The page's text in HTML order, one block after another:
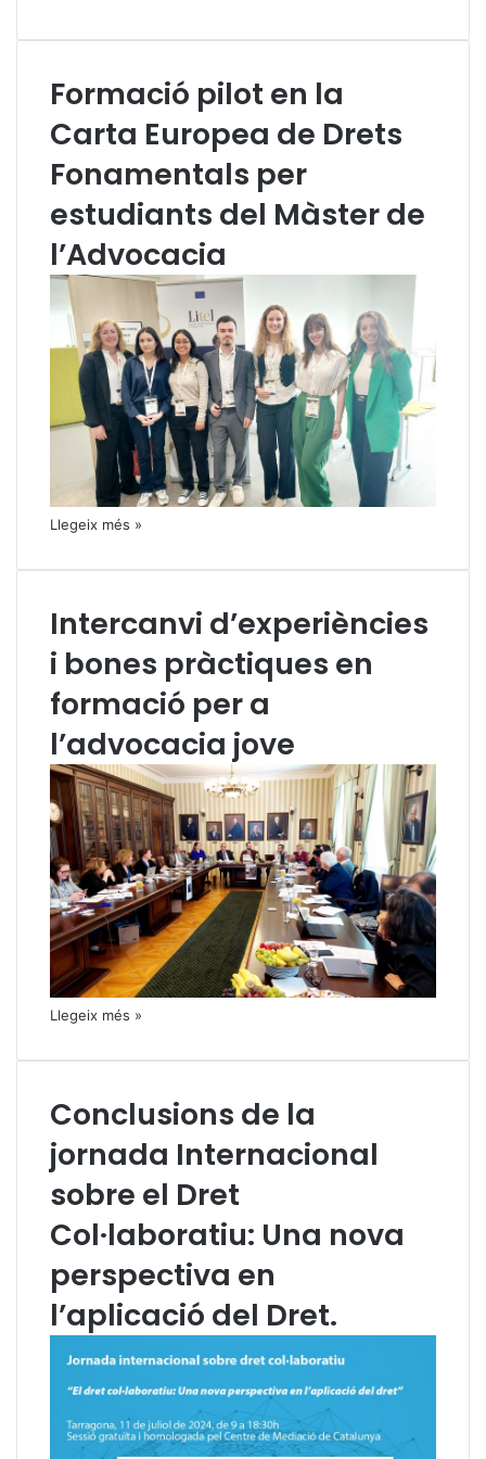
Formació pilot en la
Carta Europea de Drets
Fonamentals per
estudiants del Màster de
l’Advocacia
Llegeix més »
Intercanvi d’experiències
i bones pràctiques en
formació per a
l’advocacia jove
Llegeix més »
Conclusions de la
jornada Internacional
sobre el Dret
Col·laboratiu: Una nova
perspectiva en
l’aplicació del Dret.